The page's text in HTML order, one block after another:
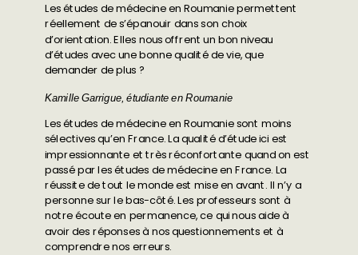
Les études de médecine en Roumanie permettent
réellement de s’épanouir dans son choix
d’orientation. Elles nous offrent un bon niveau
d’études avec une bonne qualité de vie, que
demander de plus ?
Kamille Garrigue, étudiante en Roumanie
Les études de médecine en Roumanie sont moins
sélectives qu’en France. La qualité d’étude ici est
impressionnante et très réconfortante quand on est
passé par les études de médecine en France. La
réussite de tout le monde est mise en avant. Il n’y a
personne sur le bas-côté. Les professeurs sont à
notre écoute en permanence, ce qui nous aide à
avoir des réponses à nos questionnements et à
comprendre nos erreurs.